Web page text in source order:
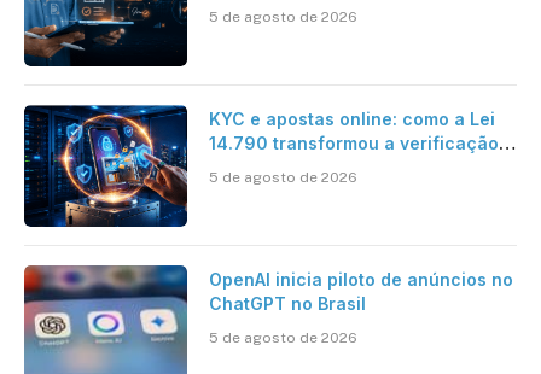
5 de agosto de 2026
KYC e apostas online: como a Lei
14.790 transformou a verificação
brasileiro
5 de agosto de 2026
OpenAI inicia piloto de anúncios no
ChatGPT no Brasil
5 de agosto de 2026